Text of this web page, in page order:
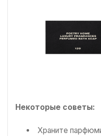
Некоторые советы:
Храните